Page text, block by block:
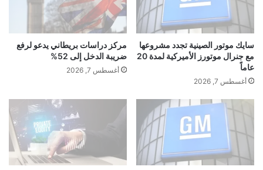
ي
ت
ن
ا
ا
سايك موتور الصينية تجدد مشروعها
مع جنرال موتورز الأميركية لمدة 20
عاماً
أغسطس 7, 2026
مركز دراسات بريطاني يدعو لرفع
ضريبة الدخل إلى 52%
أغسطس 7, 2026